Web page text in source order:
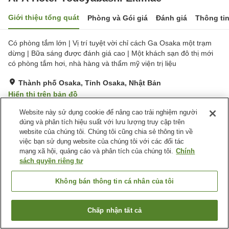
Giới thiệu tổng quát Phòng và Gói giá Đánh giá Thông
Có phòng tắm lớn | Vị trí tuyệt vời chỉ cách Ga Osaka một trạm
dừng | Bữa sáng được đánh giá cao | Một khách sạn đô thị mới
có phòng tắm hơi, nhà hàng và thẩm mỹ viện trị liệu
Thành phố Osaka, Tỉnh Osaka, Nhật Bản
Hiển thị trên bản đồ
Rất tốt Đánh giá:505lượt
Tiện nghi chỗ nghỉ
Wi-Fi
Cách nhà ga 5 phút đi bộ
Xông hơi
Trang chủ Nhật Bản Tỉnh Osaka
Thành phố Osaka
APA Hotel Yodoyabashi Ekimae
Tìm phòng trống
Website này sử dụng cookie để nâng cao trải nghiệm người
dùng và phân tích hiệu suất với lưu lượng truy cập trên
website của chúng tôi. Chúng tôi cũng chia sẻ thông tin về
việc bạn sử dụng website của chúng tôi với các đối tác
mạng xã hội, quảng cáo và phân tích của chúng tôi. Chính
sách quyền riêng tư
Không bán thông tin cá nhân của tôi
Chấp nhận tất cả